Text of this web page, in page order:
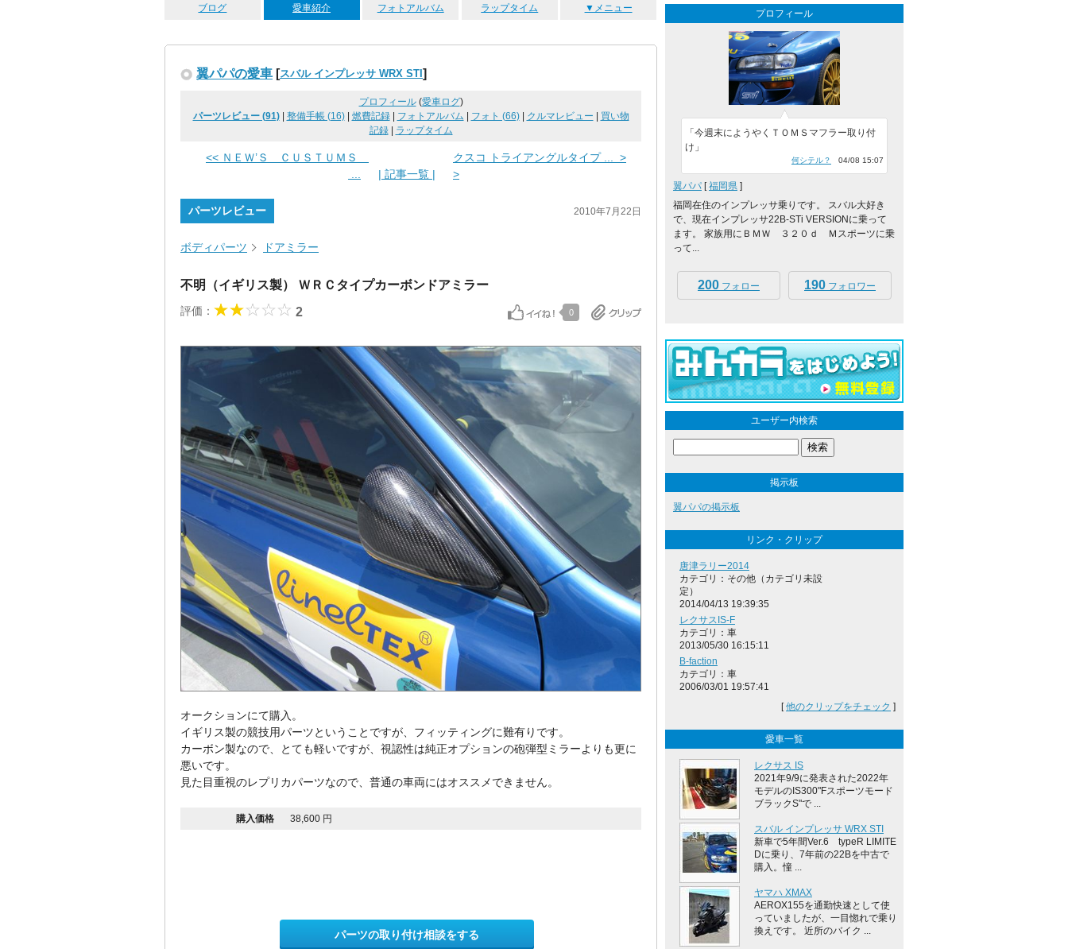
ブログ 愛車紹介 フォトアルバム ラップタイム ▼メニュー
翼パパの愛車 [スバル インプレッサ WRX STI ]
プロフィール(愛車ログ)
パーツレビュー (91)| 整備手帳 (16)| 燃費記録| フォトアルバム フォト (66)| クルマレビュー
買い物
記録| ラップタイム
<< ＮＥＷ’Ｓ ＣＵＳＴＵＭＳ
| 記事一覧 |
クスコ トライアングルタイプ ... >
>
パーツレビュー 2010年7月22日
ボディパーツ ドアミラー
不明（イギリス製） ＷＲＣタイプカーボンドアミラー
評価： 2 0
オークションにて購入。
イギリス製の競技用パーツということですが、フィッティングに難有りです。
カーボン製なので、とても軽いですが、視認性は純正オプションの砲弾型ミラーよりも更に
悪いです。
見た目重視のレプリカパーツなので、普通の車両にはオススメできません。
購入価格 38,600 円
パーツの取り付け相談をする
プロフィール
「今週末にようやくＴＯＭＳマフラー取り付
け」
何シテル？ 04/08 15:07
翼パパ [福岡県 ]
福岡在住のインプレッサ乗りです。 スバル大好き
で、現在インプレッサ22B-STi VERSIONに乗って
ます。 家族用にＢＭＷ ３２０ｄ Ｍスポーツに乗
って...
200 フォロー 190 フォロワー
ユーザー内検索
掲示板
翼パパの掲示板
リンク・クリップ
唐津ラリー2014
カテゴリ：その他（カテゴリ未設
定）
2014/04/13 19:39:35
レクサスIS-F
カテゴリ：車
2013/05/30 16:15:11
B-faction
カテゴリ：車
2006/03/01 19:57:41
[他のクリップをチェック ]
愛車一覧
レクサス IS
2021年9/9に発表された2022年
モデルのIS300"Fスポーツモード
ブラックS"で ...
スバル インプレッサ WRX STI
新車で5年間Ver.6 typeR LIMITE
Dに乗り、7年前の22Bを中古で
購入。憧 ...
ヤマハ XMAX
AEROX155を通勤快速として使
っていましたが、一目惚れで乗り
換えです。 近所のバイク ...